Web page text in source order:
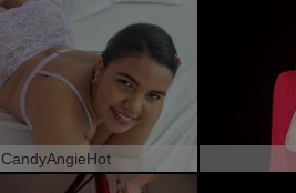
CandyAngieHot